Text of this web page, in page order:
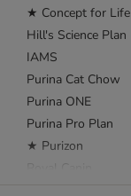
★ Concept for Life
Hill's Science Plan
IAMS
Purina Cat Chow
Purina ONE
Purina Pro Plan
★ Purizon